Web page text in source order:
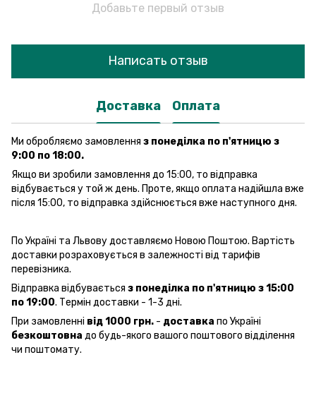
Добавьте первый отзыв
Написать отзыв
Доставка Оплата
Ми обробляємо замовлення з понеділка по п'ятницю з
9:00 по 18:00.
Якщо ви зробили замовлення до 15:00, то відправка
відбувається у той ж день. Проте, якщо оплата надійшла вже
після 15:00, то відправка здійснюється вже наступного дня.
По Україні та Львову доставляємо Новою Поштою. Вартість
доставки розраховується в залежності від тарифів
перевізника.
Відправка відбувається з понеділка по п'ятницю з 15:00
по 19:00. Термін доставки - 1-3 дні.
При замовленні від 1000 грн. - доставка по Україні
безкоштовна до будь-якого вашого поштового відділення
чи поштомату.